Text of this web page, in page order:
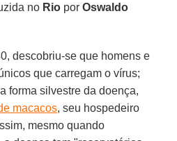
no Rio porOswaldo
descobriu-se que homens e
que carregam o vírus;
forma silvestre da doença,
macacos, seu hospedeiro
mesmo quando